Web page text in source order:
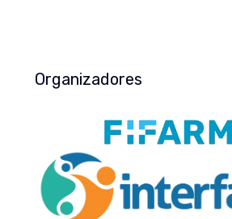
Organizadores